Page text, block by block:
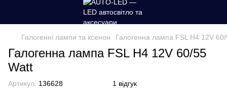
Галогенні лампи та ксенон Галогенна лампа FSL H4 12V
Галогенна лампа FSL H4 12V 60/55
Watt
Артикул: 136628 1 відгук